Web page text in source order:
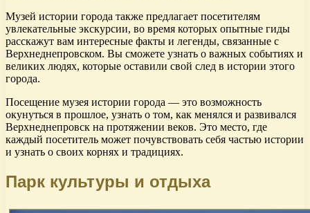
Музей истории города также предлагает посетителям
увлекательные экскурсии, во время которых опытные гиды
расскажут вам интересные факты и легенды, связанные с
Верхнеднепровском. Вы сможете узнать о важных событиях и
великих людях, которые оставили свой след в истории этого
города.
Посещение музея истории города — это возможность
окунуться в прошлое, узнать о том, как менялся и развивался
Верхнеднепровск на протяжении веков. Это место, где
каждый посетитель может почувствовать себя частью истории
и узнать о своих корнях и традициях.
Парк культуры и отдыха